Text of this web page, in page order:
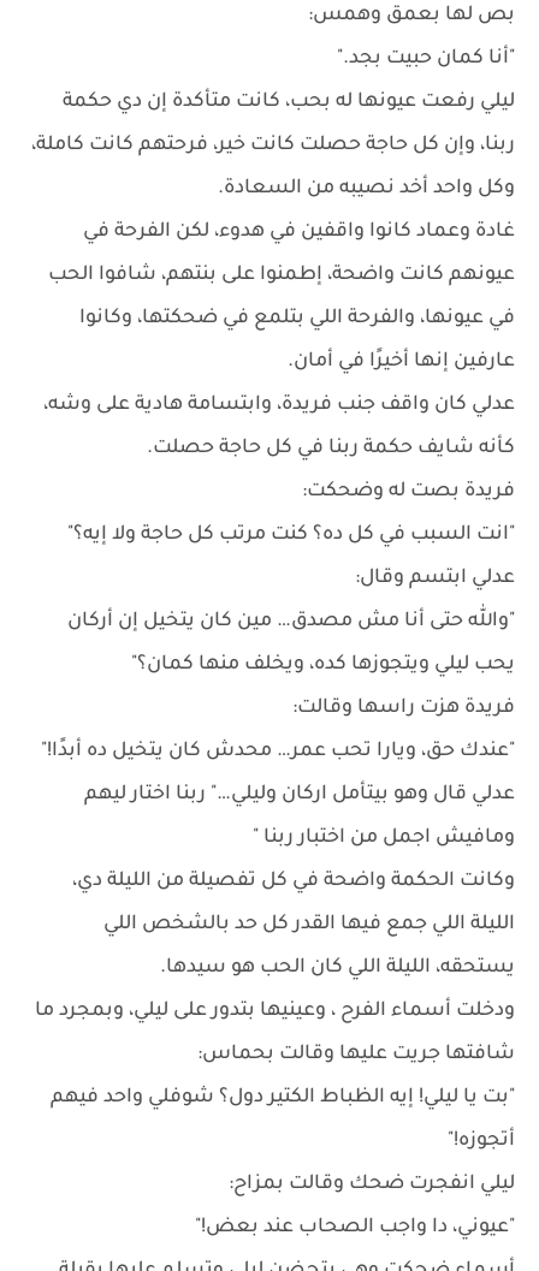
بص لها بعمق وهمس:
"أنا كمان حبيت بجد."
ليلي رفعت عيونها له بحب، كانت متأكدة إن دي حكمة
ربنا، وإن كل حاجة حصلت كانت خير، فرحتهم كانت كاملة،
وكل واحد أخد نصيبه من السعادة.
غادة وعماد كانوا واقفين في هدوء، لكن الفرحة في
عيونهم كانت واضحة، إطمنوا على بنتهم، شافوا الحب
في عيونها، والفرحة اللي بتلمع في ضحكتها، وكانوا
عارفين إنها أخيرًا في أمان.
عدلي كان واقف جنب فريدة، وابتسامة هادية على وشه،
كأنه شايف حكمة ربنا في كل حاجة حصلت.
فريدة بصت له وضحكت:
"انت السبب في كل ده؟ كنت مرتب كل حاجة ولا إيه؟"
عدلي ابتسم وقال:
"والله حتى أنا مش مصدق… مين كان يتخيل إن أركان
يحب ليلي ويتجوزها كده، ويخلف منها كمان؟"
فريدة هزت راسها وقالت:
"عندك حق، ويارا تحب عمر… محدش كان يتخيل ده أبدًا!"
عدلي قال وهو بيتأمل اركان وليلي…" ربنا اختار ليهم
ومافيش اجمل من اختبار ربنا "
وكانت الحكمة واضحة في كل تفصيلة من الليلة دي،
الليلة اللي جمع فيها القدر كل حد بالشخص اللي
يستحقه، الليلة اللي كان الحب هو سيدها.
ودخلت أسماء الفرح ، وعينيها بتدور على ليلي، وبمجرد ما
شافتها جريت عليها وقالت بحماس:
"بت يا ليلي! إيه الظباط الكتير دول؟ شوفلي واحد فيهم
أتجوزه!"
ليلي انفجرت ضحك وقالت بمزاح:
"عيوني، دا واجب الصحاب عند بعض!"